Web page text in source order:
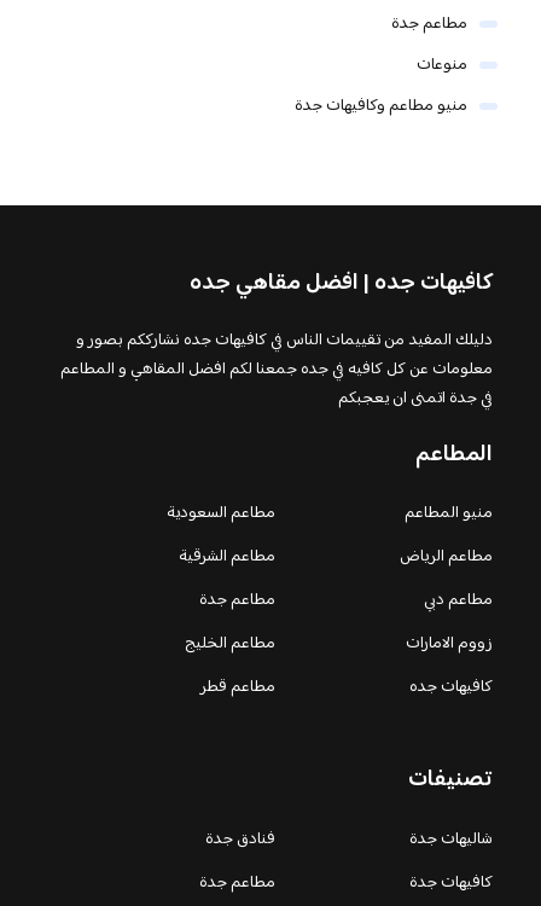
مطاعم جدة
منوعات
منيو مطاعم وكافيهات جدة
كافيهات جده | افضل مقاهي جده
دليلك المفيد من تقييمات الناس في كافيهات جده نشارككم بصور و
معلومات عن كل كافيه في جده جمعنا لكم افضل المقاهي و المطاعم
في جدة اتمنى ان يعجبكم
المطاعم
منيو المطاعم
مطاعم السعودية
مطاعم الرياض
مطاعم الشرقية
مطاعم دبي
مطاعم جدة
زووم الامارات
مطاعم الخليج
كافيهات جده
مطاعم قطر
تصنيفات
شاليهات جدة
فنادق جدة
كافيهات جدة
مطاعم جدة